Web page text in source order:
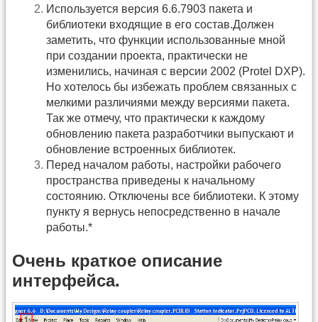
Используется версия 6.6.7903 пакета и
библиотеки входящие в его состав.Должен
заметить, что функции использованные мной
при создании проекта, практически не
изменились, начиная с версии 2002 (Protel DXP).
Но хотелось бы избежать проблем связанных с
мелкими различиями между версиями пакета.
Так же отмечу, что практически к каждому
обновлению пакета разработчики выпускают и
обновление встроенных библиотек.
Перед началом работы, настройки рабочего
пространства приведены к начальному
состоянию. Отключены все библиотеки. К этому
пункту я вернусь непосредственно в начале
работы.*
Очень краткое описание
интерфейса.